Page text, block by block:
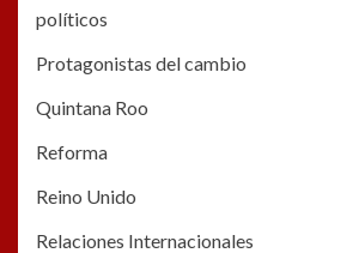
políticos
Protagonistas del cambio
Quintana Roo
Reforma
Reino Unido
Relaciones Internacionales